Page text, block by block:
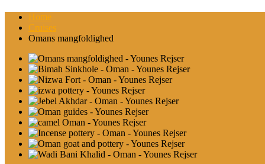
Home
Cruises
Omans mangfoldighed